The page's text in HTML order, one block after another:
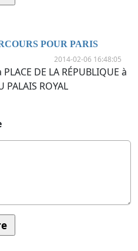
POUR PARIS
2014-02-06 16:48:05
DE LA RÉPUBLIQUE à
ROYAL